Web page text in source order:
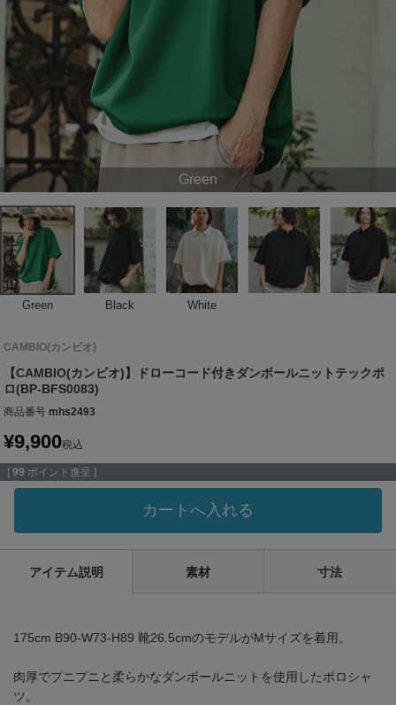
Green
Green Black White
CAMBIO(カンビオ)
【CAMBIO(カンビオ)】ドローコード付きダンボールニットテックポ
ロ(BP-BFS0083)
商品番号 mhs2493
¥9,900税込
[ 99 ポイント進呈 ]
カートへ入れる
アイテム説明 素材 寸法
175cm B90-W73-H89 靴26.5cmのモデルがMサイズを着用。
肉厚でプニプニと柔らかなダンボールニットを使用したポロシャ
ツ。